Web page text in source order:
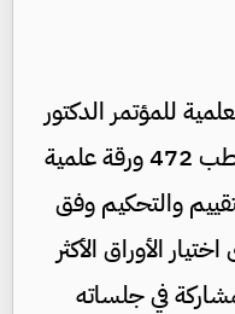
للمؤتمر الدكتور
عدي خصاونة، إن المؤتمر استقطب 472 ورقة علمية
والتحكيم وفق
الأوراق الأكثر
في جلساته